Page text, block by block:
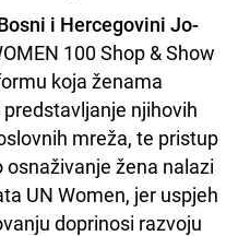
i Hercegovini Jo-
100 Shop & Show
koja ženama
njihovih
mreža, te pristup
žena nalazi
UN Women, jer uspjeh
doprinosi razvoju